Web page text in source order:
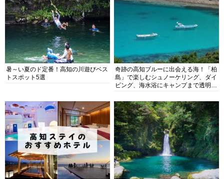
暑～い夏のド定番！高知の川遊びベス
トスポット5選
奇跡の高知ブルーに出会える海！「柏
島」で楽しむシュノーケリング、ダイ
ビング、海水浴にキャンプまで透明度